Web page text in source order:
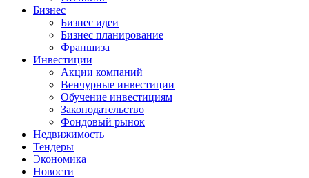
Бизнес
Бизнес идеи
Бизнес планирование
Франшиза
Инвестиции
Акции компаний
Венчурные инвестиции
Обучение инвестициям
Законодательство
Фондовый рынок
Недвижимость
Тендеры
Экономика
Новости